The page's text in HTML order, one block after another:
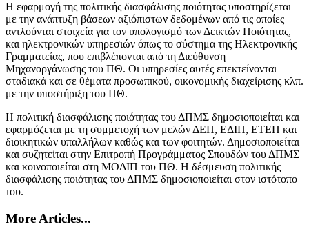
Η εφαρμογή της πολιτικής διασφάλισης ποιότητας υποστηρίζεται
με την ανάπτυξη βάσεων αξιόπιστων δεδομένων από τις οποίες
αντλούνται στοιχεία για τον υπολογισμό των Δεικτών Ποιότητας,
και ηλεκτρονικών υπηρεσιών όπως το σύστημα της Ηλεκτρονικής
Γραμματείας, που επιβλέπονται από τη Διεύθυνση
Μηχανοργάνωσης του ΠΘ. Οι υπηρεσίες αυτές επεκτείνονται
σταδιακά και σε θέματα προσωπικού, οικονομικής διαχείρισης κλπ.
με την υποστήριξη του ΠΘ.
Η πολιτική διασφάλισης ποιότητας του ΔΠΜΣ δημοσιοποιείται και
εφαρμόζεται με τη συμμετοχή των μελών ΔΕΠ, ΕΔΙΠ, ΕΤΕΠ και
διοικητικών υπαλλήλων καθώς και των φοιτητών. Δημοσιοποιείται
και συζητείται στην Επιτροπή Προγράμματος Σπουδών του ΔΠΜΣ
και κοινοποιείται στη ΜΟΔΙΠ του ΠΘ. Η δέσμευση πολιτικής
διασφάλισης ποιότητας του ΔΠΜΣ δημοσιοποιείται στον ιστότοπο
του.
More Articles...